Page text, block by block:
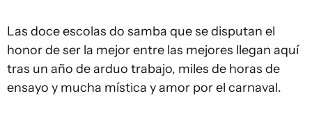
Las doce escolas do samba que se disputan el
honor de ser la mejor entre las mejores llegan aquí
tras un año de arduo trabajo, miles de horas de
ensayo y mucha mística y amor por el carnaval.